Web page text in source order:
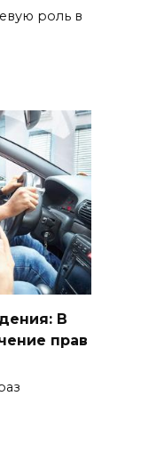
роль в
В
прав